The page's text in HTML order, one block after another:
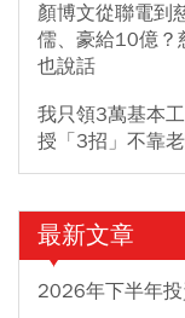
顏博文從聯電到
儒、豪給10億？
也說話
我只領3萬基本
授「3招」不靠
最新文章
2026年下半年